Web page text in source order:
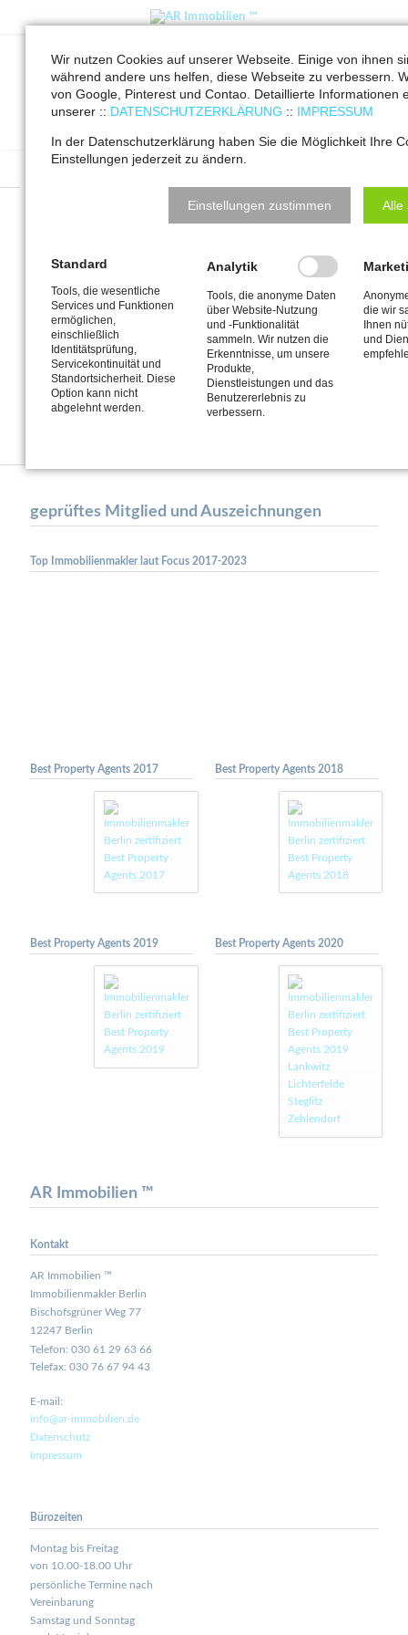
FAQ Details Verkäufer
AR Immobilien ™ Immobilien Service
Der Käufer zahlt die
Antworten zu den Fragen der
Verkäufer
Der Käufer zahlt die
Grunderwerbssteuer nicht, ist
das ein Problem für mich?
Ja, da Sie als Verkäufer auch für die Grunderwerbssteuer
haften. Zahlt der Käufer diese nicht, dann werden Sie als
Verkäufer zur Zahlung gebeten.
geprüftes Mitglied und Auszeichnungen
Top Immobilienmakler laut Focus 2017-2023
Best Property Agents 2017 Best Property Agents 2018
Best Property Agents 2019 Best Property Agents 2020
AR Immobilien ™
Kontakt
AR Immobilien ™
Immobilienmakler Berlin
Bischofsgrüner Weg 77
12247 Berlin
Telefon: 030 61 29 63 66
Telefax: 030 76 67 94 43
E-mail:
info@ar-immobilien.de
Datenschutz
Impressum
Bürozeiten
Montag bis Freitag
von 10.00-18.00 Uhr
persönliche Termine nach
Vereinbarung
Samstag und Sonntag
Wir nutzen Cookies auf unserer Webseite. Einige von ihnen
während andere uns helfen, diese Webseite zu verbessern.
von Google, Pinterest und Contao. Detaillierte Informationen
unserer :: DATENSCHUTZERKLÄRUNG :: IMPRESSUM
In der Datenschutzerklärung haben Sie die Möglichkeit Ihre
Einstellungen jederzeit zu ändern.
Einstellungen zustimmen Alle
Standard
Tools, die wesentliche
Services und Funktionen
ermöglichen,
einschließlich
Identitätsprüfung,
Servicekontinuität und
Standortsicherheit. Diese
Option kann nicht
abgelehnt werden.
Analytik
Tools, die anonyme Daten
über Website-Nutzung
und -Funktionalität
sammeln. Wir nutzen die
Erkenntnisse, um unsere
Produkte,
Dienstleistungen und das
Benutzererlebnis zu
verbessern.
die wir
Ihnen
und